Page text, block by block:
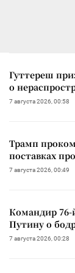
Гуттереш
о
7 августа 2026, 00:58
Трамп
поставках
7 августа 2026, 00:49
Командир 76-
Путину о
7 августа 2026, 00:28